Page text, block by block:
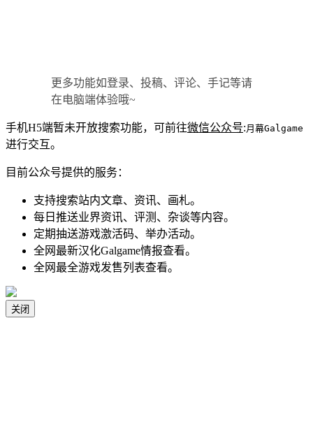
更多功能如登录、投稿、评论、手记等请
在电脑端体验哦~
手机H5端暂未开放搜索功能，可前往微信公众号:月幕Galgame
进行交互。
目前公众号提供的服务：
支持搜索站内文章、资讯、画札。
每日推送业界资讯、评测、杂谈等内容。
定期抽送游戏激活码、举办活动。
全网最新汉化Galgame情报查看。
全网最全游戏发售列表查看。
关闭